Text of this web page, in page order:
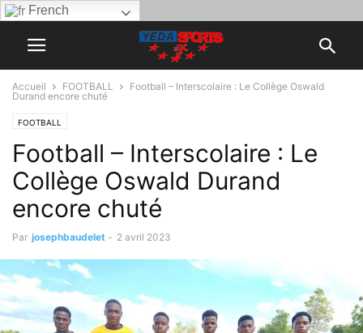
French
Accueil FOOTBALL
Football – Interscolaire : Le Collège Oswald
Durand encore chuté
FOOTBALL
Football – Interscolaire : Le
Collège Oswald Durand
encore chuté
Par josephbaudelet - 2 avril 2023